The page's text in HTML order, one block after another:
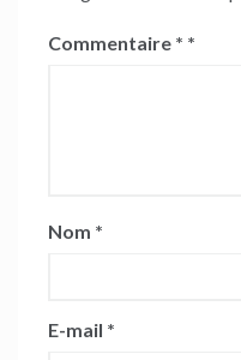
Commentaire *
Nom *
E-mail *